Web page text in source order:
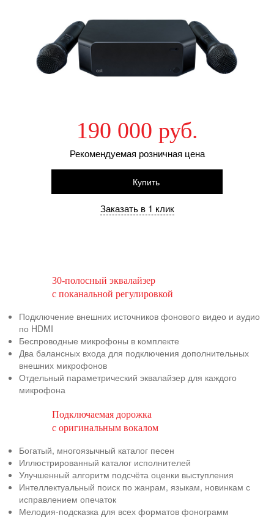
190 000 руб.
Рекомендуемая розничная цена
Купить
Заказать в 1 клик
30-полосный эквалайзер
с поканальной регулировкой
Подключение внешних источников фонового видео и аудио
по HDMI
Беспроводные микрофоны в комплекте
Два балансных входа для подключения дополнительных
внешних микрофонов
Отдельный параметрический эквалайзер для каждого
микрофона
Подключаемая дорожка
с оригинальным вокалом
Богатый, многоязычный каталог песен
Иллюстрированный каталог исполнителей
Улучшенный алгоритм подсчёта оценки выступления
Интеллектуальный поиск по жанрам, языкам, новинкам с
исправлением опечаток
Мелодия-подсказка для всех форматов фонограмм